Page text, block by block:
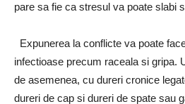
pare sa fie ca stresul va poate slabi
Expunerea la conflicte va poate
infectioase precum raceala si gripa.
de asemenea, cu dureri cronice
dureri de cap si dureri de spate sau